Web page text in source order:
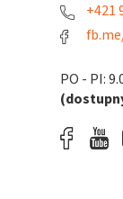
+421
PO - PI: